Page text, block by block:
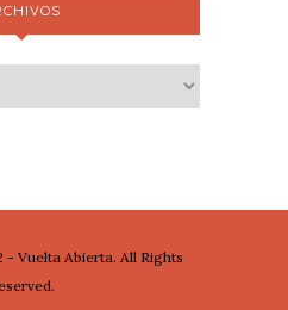
Vuelta Abierta. All Rights